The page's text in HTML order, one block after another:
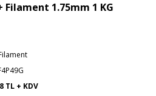
Filament 1.75mm 1 KG
TL + KDV